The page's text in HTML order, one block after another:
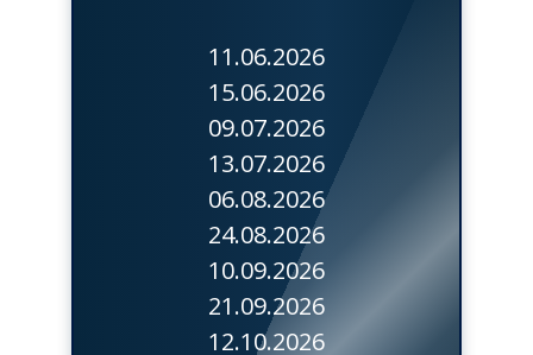
11.06.2026
15.06.2026
09.07.2026
13.07.2026
06.08.2026
24.08.2026
10.09.2026
21.09.2026
12.10.2026